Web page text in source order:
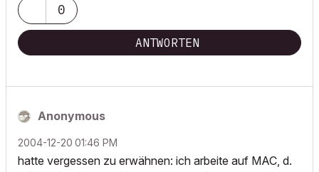
0
ANTWORTEN
Anonymous
‎2004-12-20 01:46 PM
hatte vergessen zu erwähnen: ich arbeite auf MAC, d.